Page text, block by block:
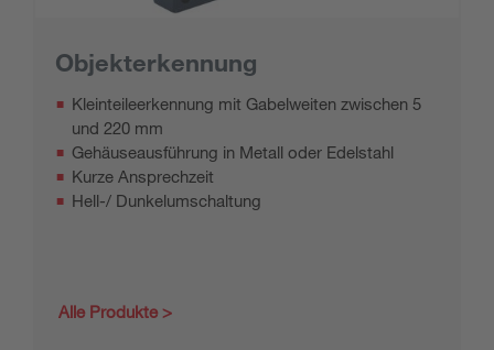
Objekterkennung
Kleinteileerkennung mit Gabelweiten zwischen 5
und 220 mm
Gehäuseausführung in Metall oder Edelstahl
Kurze Ansprechzeit
Hell-/ Dunkelumschaltung
Alle Produkte